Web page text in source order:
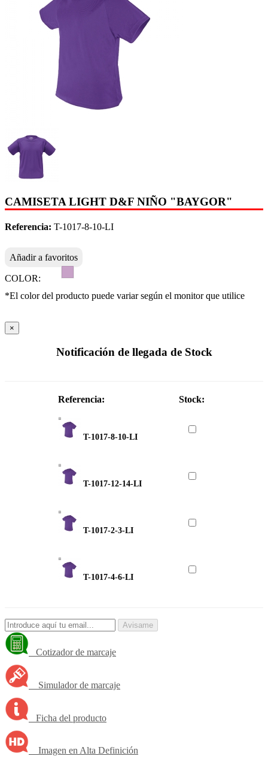
CAMISETA LIGHT D&F NIÑO "BAYGOR"
Referencia: T-1017-8-10-LI
Añadir a favoritos
COLOR:
*El color del producto puede variar según el monitor que utilice
×
Notificación de llegada de Stock
Referencia: Stock:
T-1017-8-10-LI
T-1017-12-14-LI
T-1017-2-3-LI
T-1017-4-6-LI
Avisame
Cotizador de marcaje
Simulador de marcaje
Ficha del producto
Imagen en Alta Definición